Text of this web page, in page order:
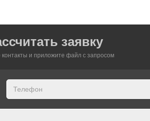
заявку
контакты и приложите файл c запросом